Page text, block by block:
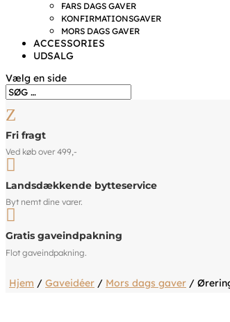
FARS DAGS GAVER
KONFIRMATIONSGAVER
MORS DAGS GAVER
ACCESSORIES
UDSALG
Vælg en side
Z
Fri fragt
Ved køb over 499,-

Landsdækkende bytteservice
Byt nemt dine varer.

Gratis gaveindpakning
Flot gaveindpakning.
Hjem / Gaveidéer / Mors dags gaver /